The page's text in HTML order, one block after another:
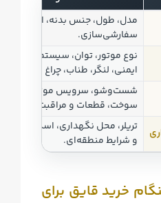
مدل، طول، جنس بدنه، امکانات،
سفارشی‌سازی.
نوع موتور، توان، سیستم فرمان،
ایمنی، لنگر، طناب، چراغ و وسایل
شست‌وشو، سرویس موتور، بررسی
سوخت، قطعات و مراقبت از
تریلر، محل نگهداری، اسکله، حمل
و شرایط منطقه‌ای.
خرید قایق برای